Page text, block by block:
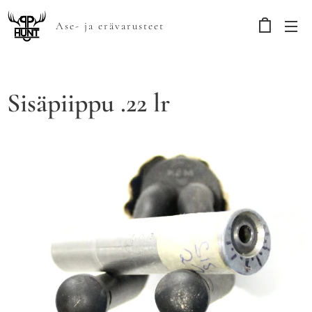
Ase- ja erävarusteet
Sisäpiippu .22 lr